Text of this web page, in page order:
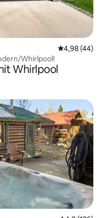
4,98 (44)
Whirlpool!
Whirlpool